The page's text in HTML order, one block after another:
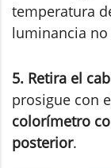
temperatura
luminancia
5. Retira el
prosigue con
colorímetro
posterior.